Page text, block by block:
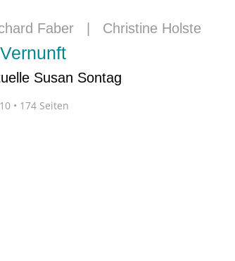
Faber Christine Holste
Susan Sontag
• 174 Seiten